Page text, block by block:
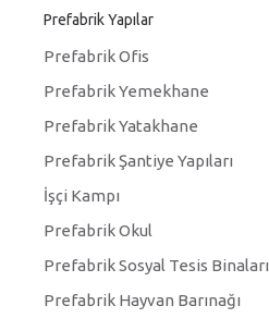
Prefabrik Yapılar
Prefabrik Ofis
Prefabrik Yemekhane
Prefabrik Yatakhane
Prefabrik Şantiye Yapıları
İşçi Kampı
Prefabrik Okul
Prefabrik Sosyal Tesis Binaları
Prefabrik Hayvan Barınağı